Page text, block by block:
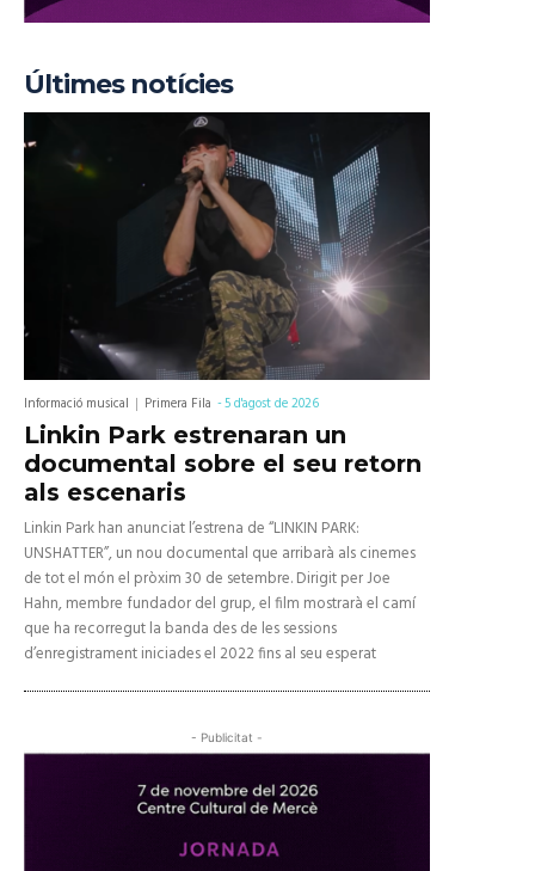
Últimes notícies
Informació musical Primera Fila -5 d'agost de 2026
Linkin Park estrenaran un
documental sobre el seu retorn
als escenaris
Linkin Park han anunciat l’estrena de “LINKIN PARK:
UNSHATTER”, un nou documental que arribarà als cinemes
de tot el món el pròxim 30 de setembre. Dirigit per Joe
Hahn, membre fundador del grup, el film mostrarà el camí
que ha recorregut la banda des de les sessions
d’enregistrament iniciades el 2022 fins al seu esperat
- Publicitat -